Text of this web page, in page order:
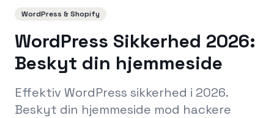
WordPress & Shopify
WordPress Sikkerhed 2026:
Beskyt din hjemmeside
Effektiv WordPress sikkerhed i 2026.
Beskyt din hjemmeside mod hackere